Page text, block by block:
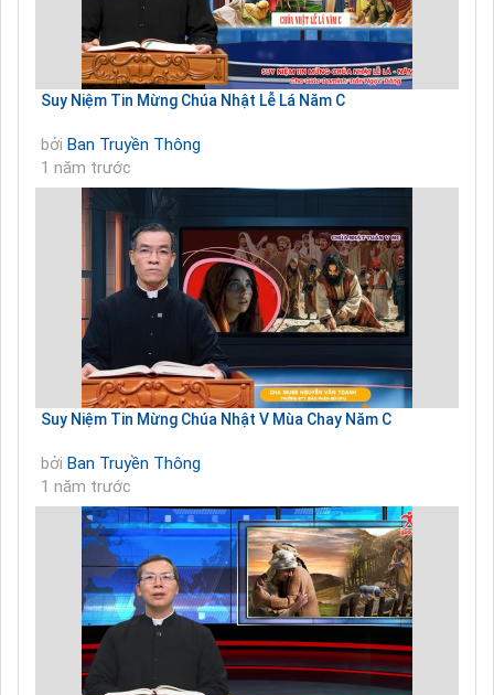
Suy Niệm Tin Mừng Chúa Nhật Lễ Lá Năm C
bởi Ban Truyền Thông
1 năm trước
Suy Niệm Tin Mừng Chúa Nhật V Mùa Chay Năm C
bởi Ban Truyền Thông
1 năm trước